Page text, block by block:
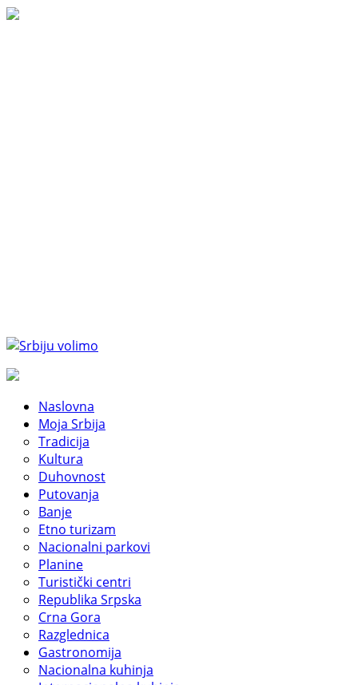
Naslovna
Moja Srbija
Tradicija
Kultura
Duhovnost
Putovanja
Banje
Etno turizam
Nacionalni parkovi
Planine
Turistički centri
Republika Srpska
Crna Gora
Razglednica
Gastronomija
Nacionalna kuhinja